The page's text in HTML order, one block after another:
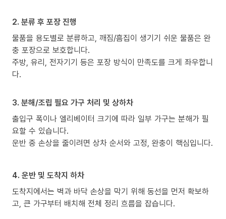
2. 분류 후 포장 진행
물품을 용도별로 분류하고, 깨짐/흠집이 생기기 쉬운 물품은 완
충 포장으로 보호합니다.
주방, 유리, 전자기기 등은 포장 방식이 만족도를 크게 좌우합니
다.
3. 분해/조립 필요 가구 처리 및 상하차
출입구 폭이나 엘리베이터 크기에 따라 일부 가구는 분해가 필
요할 수 있습니다.
운반 중 손상을 줄이려면 상차 순서와 고정, 완충이 핵심입니다.
4. 운반 및 도착지 하차
도착지에서는 벽과 바닥 손상을 막기 위해 동선을 먼저 확보하
고, 큰 가구부터 배치해 전체 정리 흐름을 잡습니다.